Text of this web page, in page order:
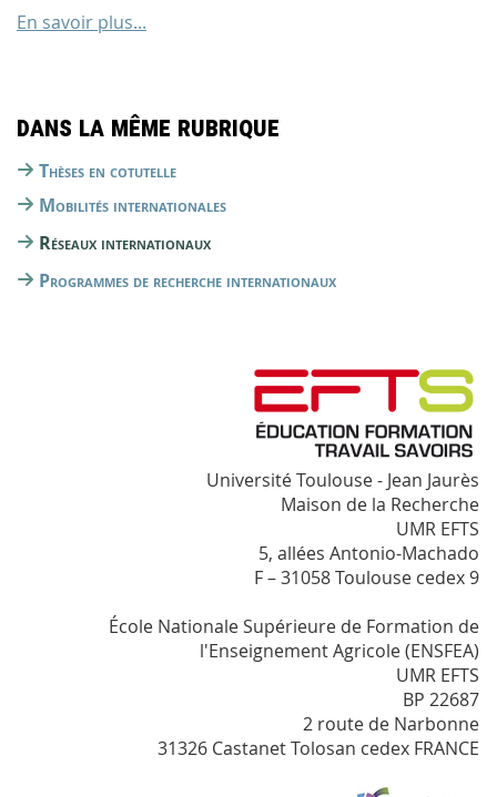
En savoir plus...
Dans la même rubrique
Thèses en cotutelle
Mobilités internationales
Réseaux internationaux
Programmes de recherche internationaux
Université Toulouse - Jean Jaurès
Maison de la Recherche
UMR EFTS
5, allées Antonio-Machado
F – 31058 Toulouse cedex 9
École Nationale Supérieure de Formation de
l'Enseignement Agricole (ENSFEA)
UMR EFTS
BP 22687
2 route de Narbonne
31326 Castanet Tolosan cedex FRANCE